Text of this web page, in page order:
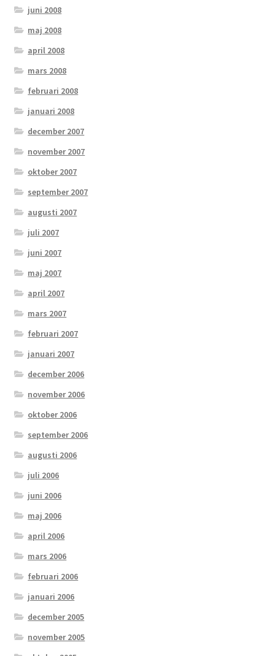
juni 2008
maj 2008
april 2008
mars 2008
februari 2008
januari 2008
december 2007
november 2007
oktober 2007
september 2007
augusti 2007
juli 2007
juni 2007
maj 2007
april 2007
mars 2007
februari 2007
januari 2007
december 2006
november 2006
oktober 2006
september 2006
augusti 2006
juli 2006
juni 2006
maj 2006
april 2006
mars 2006
februari 2006
januari 2006
december 2005
november 2005